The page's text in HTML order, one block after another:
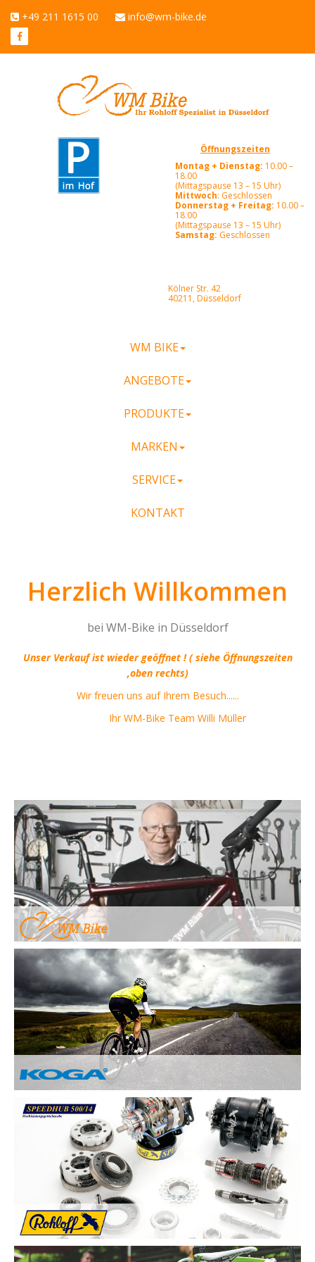
+49 211 1615 00 info@wm-bike.de
Öffnungszeiten
Montag + Dienstag: 10.00 –
18.00
(Mittagspause 13 – 15 Uhr)
Mittwoch: Geschlossen
Donnerstag + Freitag: 10.00 –
18.00
(Mittagspause 13 – 15 Uhr)
Samstag: Geschlossen
Kölner Str. 42
40211, Düsseldorf
WM BIKE
ANGEBOTE
PRODUKTE
MARKEN
SERVICE
KONTAKT
Herzlich Willkommen
bei WM-Bike in Düsseldorf
Unser Verkauf ist wieder geöffnet ! ( siehe Öffnungszeiten
,oben rechts)
Wir freuen uns auf Ihrem Besuch......
Ihr WM-Bike Team Willi Müller
Nach Ihren Vorstellungen fertigen wir individuelle und
einzigartige Räder und sind erst zufrieden, wenn Sie zufrieden
sind. Deswegen legen wir besonderen Wert auf:
Kundenzufriedenheit durch Individuelle
Kundenberatung
Sicherheit und Fahrkomfort durch hochwertige
Komponenten
...
Von Hand gebaute Perfektion.
Alle KOGA Fahrräder werden von Hand in Holland gefertigt
und bestechen durch tolles Design. KOGA bietet eine breite
Auswahl an qualitativ Hochwertigen Elektrorädern, City-Bikes,
Trekking- und Reiserädern, Mountainbikes und Rennrädern.
Die Rohloff SPEEDHUB 500/14 wurde für Profis und